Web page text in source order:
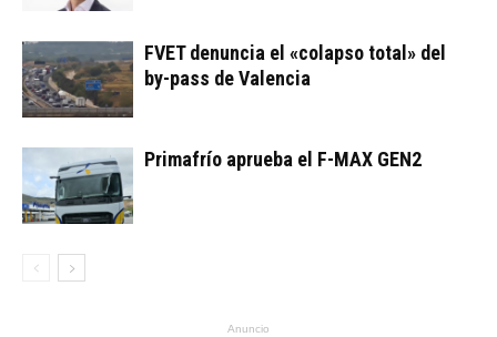
FVET denuncia el «colapso total» del
by-pass de Valencia
Primafrío aprueba el F-MAX GEN2
Anuncio